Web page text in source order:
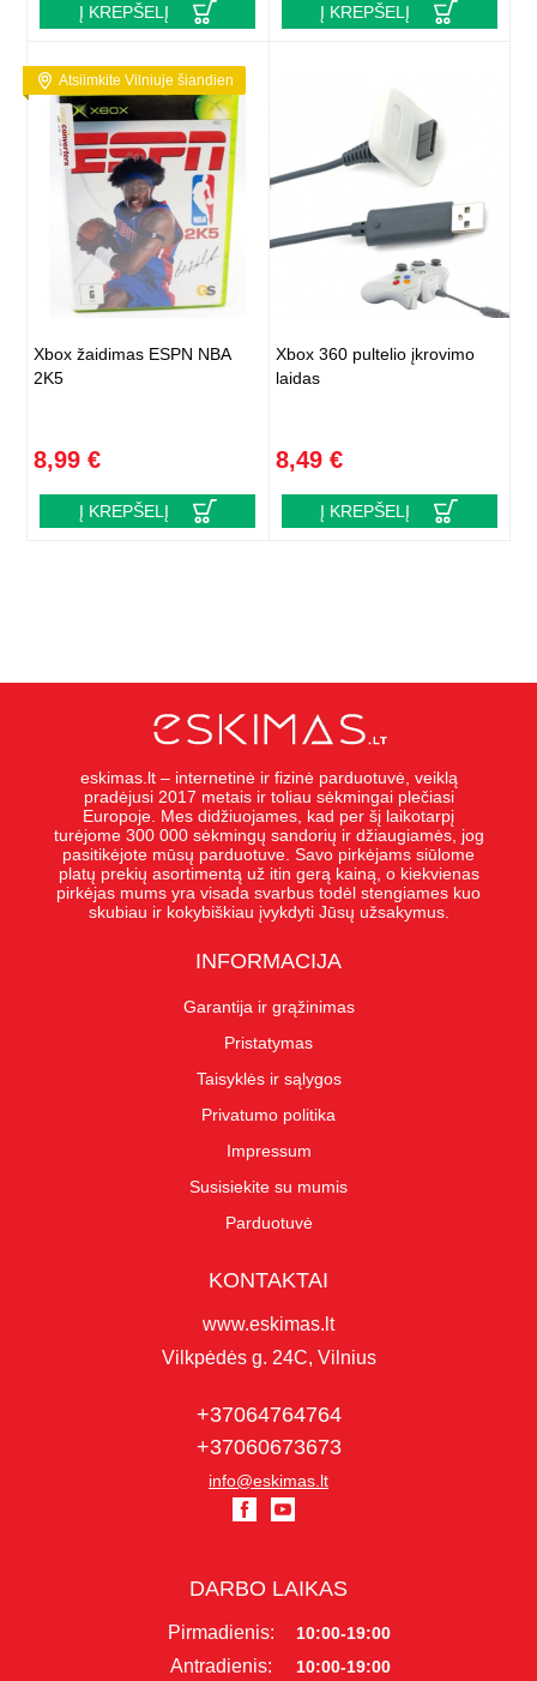
Į KREPŠELĮ Į KREPŠELĮ
Atsiimkite Vilniuje šiandien
Xbox žaidimas ESPN NBA
2K5
8,99 €
Į KREPŠELĮ
Xbox 360 pultelio įkrovimo
laidas
8,49 €
Į KREPŠELĮ
eskimas.lt – internetinė ir fizinė parduotuvė, veiklą
pradėjusi 2017 metais ir toliau sėkmingai plečiasi
Europoje. Mes didžiuojames, kad per šį laikotarpį
turėjome 300 000 sėkmingų sandorių ir džiaugiamės, jog
pasitikėjote mūsų parduotuve. Savo pirkėjams siūlome
platų prekių asortimentą už itin gerą kainą, o kiekvienas
pirkėjas mums yra visada svarbus todėl stengiames kuo
skubiau ir kokybiškiau įvykdyti Jūsų užsakymus.
INFORMACIJA
Garantija ir grąžinimas
Pristatymas
Taisyklės ir sąlygos
Privatumo politika
Impressum
Susisiekite su mumis
Parduotuvė
KONTAKTAI
www.eskimas.lt
Vilkpėdės g. 24C, Vilnius
+37064764764
+37060673673
info@eskimas.lt
DARBO LAIKAS
Pirmadienis: 10:00-19:00
Antradienis: 10:00-19:00